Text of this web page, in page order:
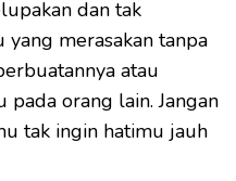
dan tak
yang merasakan tanpa
atau
pada orang lain. Jangan
tak ingin hatimu jauh